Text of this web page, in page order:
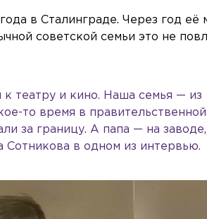
в Сталинграде. Через год её
советской семьи это не
театру и кино. Наша семья — из
то время в правительственной
за границу. А папа — на заводе,
в одном из интервью.